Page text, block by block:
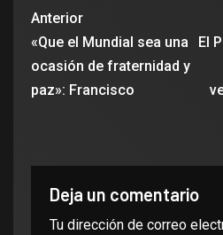
Anterior
«Que el Mundial sea una
ocasión de fraternidad y
paz»: Francisco
El
Deja un comentario
Tu dirección de correo